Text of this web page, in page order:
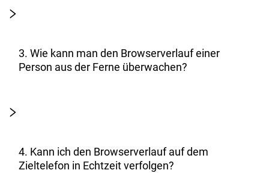
3. Wie kann man den Browserverlauf einer
Person aus der Ferne überwachen?
4. Kann ich den Browserverlauf auf dem
Zieltelefon in Echtzeit verfolgen?